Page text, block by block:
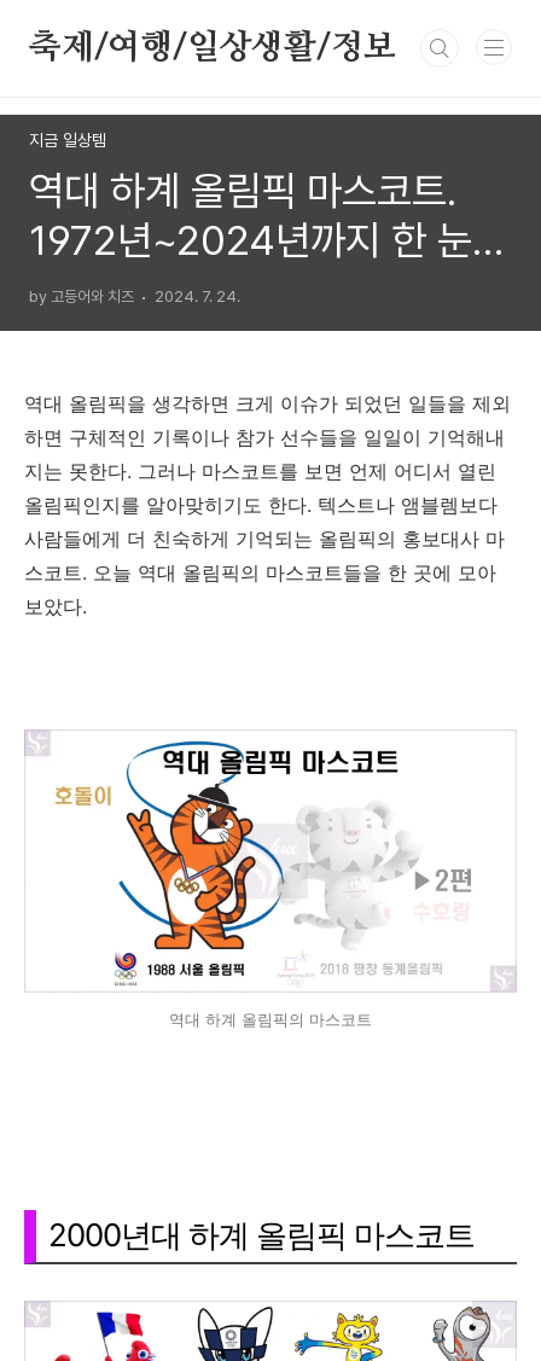
축제/여행/일상생활/정보
지금 일상템
역대 하계 올림픽 마스코트.
1972년~2024년까지 한 눈에
모아보기
by 고등어와 치즈 2024. 7. 24.
역대 올림픽을 생각하면 크게 이슈가 되었던 일들을 제외
하면 구체적인 기록이나 참가 선수들을 일일이 기억해내
지는 못한다. 그러나 마스코트를 보면 언제 어디서 열린
올림픽인지를 알아맞히기도 한다. 텍스트나 앰블렘보다
사람들에게 더 친숙하게 기억되는 올림픽의 홍보대사 마
스코트. 오늘 역대 올림픽의 마스코트들을 한 곳에 모아
보았다.
역대 하계 올림픽의 마스코트
2000년대 하계 올림픽 마스코트